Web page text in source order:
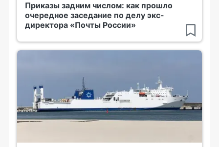
Приказы задним числом: как прошло
очередное заседание по делу экс-
директора «Почты России»